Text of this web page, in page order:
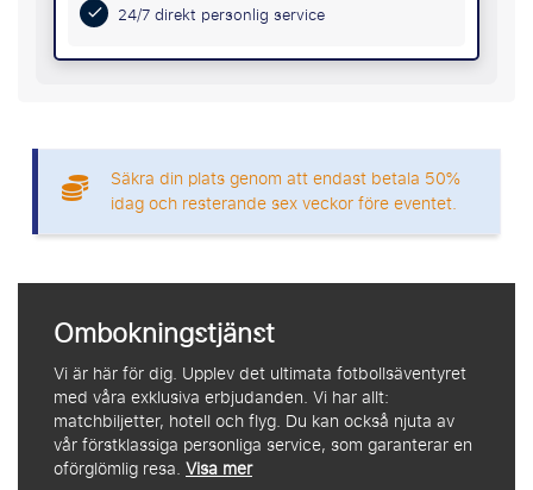
24/7 direkt personlig service
Säkra din plats genom att endast betala 50%
idag och resterande sex veckor före eventet.
Ombokningstjänst
Vi är här för dig. Upplev det ultimata fotbollsäventyret
med våra exklusiva erbjudanden. Vi har allt:
matchbiljetter, hotell och flyg. Du kan också njuta av
vår förstklassiga personliga service, som garanterar en
oförglömlig resa.Visa mer